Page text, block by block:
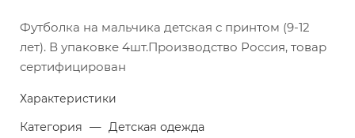
Футболка на мальчика детская с принтом (9-12
лет). В упаковке 4шт.Производство Россия, товар
сертифицирован
Характеристики
Категория — Детская одежда